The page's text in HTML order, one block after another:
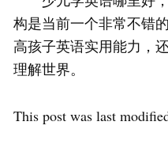
构是当前一个非常不错
高孩子英语实用能力，
理解世界。
This post was last